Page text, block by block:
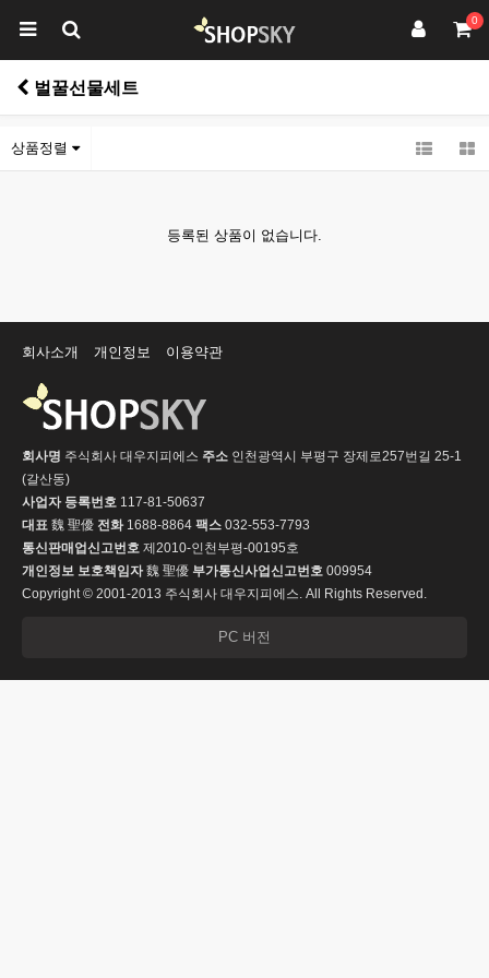
0
벌꿀선물세트
상품정렬
등록된 상품이 없습니다.
회사소개 개인정보 이용약관
회사명 주식회사 대우지피에스 주소 인천광역시 부평구 장제로257번길 25-1
(갈산동)
사업자 등록번호 117-81-50637
대표 魏 聖優 전화1688-8864 팩스 032-553-7793
통신판매업신고번호 제2010-인천부평-00195호
개인정보 보호책임자魏 聖優 부가통신사업신고번호 009954
Copyright © 2001-2013 주식회사 대우지피에스. All Rights Reserved.
PC 버전